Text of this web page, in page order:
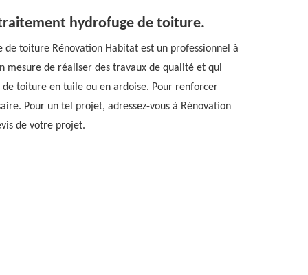
hydrofuge de toiture.
de toiture Rénovation Habitat est un professionnel à
mesure de réaliser des travaux de qualité et qui
toiture en tuile ou en ardoise. Pour renforcer
Pour un tel projet, adressez-vous à Rénovation
de votre projet.